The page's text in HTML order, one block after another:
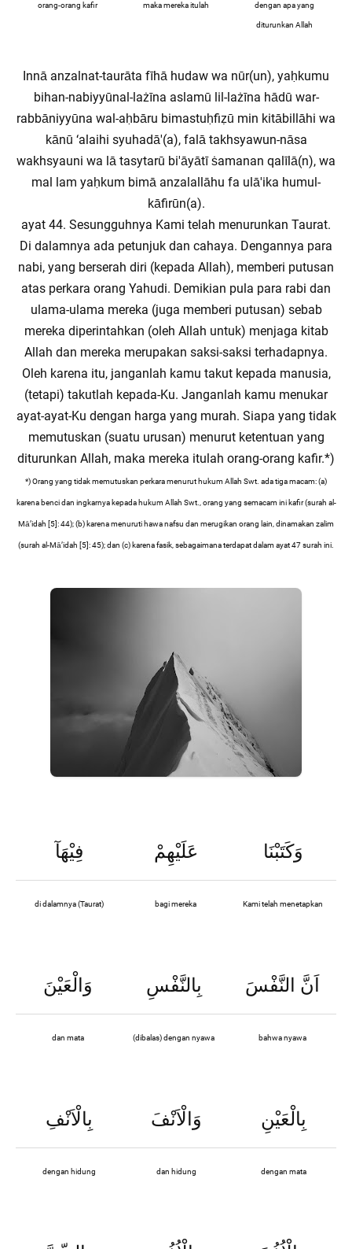
orang-orang kafir maka mereka itulah dengan apa yang
diturunkan Allah
Innā anzalnat-taurāta fīhā hudaw wa nūr(un), yaḥkumu
bihan-nabiyyūnal-lażīna aslamū lil-lażīna hādū war-
rabbāniyyūna wal-aḥbāru bimastuḥfiẓū min kitābillāhi wa
kānū ‘alaihi syuhadā'(a), falā takhsyawun-nāsa
wakhsyauni wa lā tasytarū bi'āyātī ṡamanan qalīlā(n), wa
mal lam yaḥkum bimā anzalallāhu fa ulā'ika humul-
kāfirūn(a).
ayat 44. Sesungguhnya Kami telah menurunkan Taurat.
Di dalamnya ada petunjuk dan cahaya. Dengannya para
nabi, yang berserah diri (kepada Allah), memberi putusan
atas perkara orang Yahudi. Demikian pula para rabi dan
ulama-ulama mereka (juga memberi putusan) sebab
mereka diperintahkan (oleh Allah untuk) menjaga kitab
Allah dan mereka merupakan saksi-saksi terhadapnya.
Oleh karena itu, janganlah kamu takut kepada manusia,
(tetapi) takutlah kepada-Ku. Janganlah kamu menukar
ayat-ayat-Ku dengan harga yang murah. Siapa yang tidak
memutuskan (suatu urusan) menurut ketentuan yang
diturunkan Allah, maka mereka itulah orang-orang kafir.*)
*) Orang yang tidak memutuskan perkara menurut hukum Allah Swt. ada tiga macam: (a)
karena benci dan ingkarnya kepada hukum Allah Swt., orang yang semacam ini kafir (surah al-
Mā’idah [5]: 44); (b) karena menuruti hawa nafsu dan merugikan orang lain, dinamakan zalim
(surah al-Mā’idah [5]: 45); dan (c) karena fasik, sebagaimana terdapat dalam ayat 47 surah ini.
فِيْهَآ عَلَيْهِمْ وَكَتَبْنَا
di dalamnya (Taurat) bagi mereka Kami telah menetapkan
وَالْعَيْنَ بِالنَّفْسِ اَنَّ النَّفْسَ
dan mata (dibalas) dengan nyawa bahwa nyawa
بِالْاَنْفِ وَالْاَنْفَ بِالْعَيْنِ
dengan hidung dan hidung dengan mata